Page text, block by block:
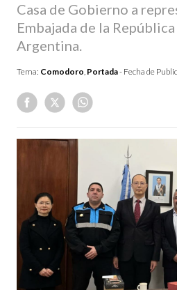
Casa de Gobierno a
Embajada de la
Argentina.
Tema: Comodoro, Portada- Fecha de